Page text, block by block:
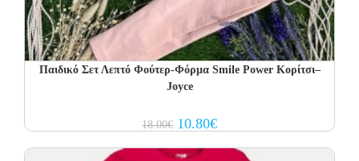
Παιδικό Σετ Λεπτό Φούτερ-Φόρμα Smile Power Κορίτσι–
Joyce
18.00€ Original
price
18.00€.
10.80€Current
price
10.80€.